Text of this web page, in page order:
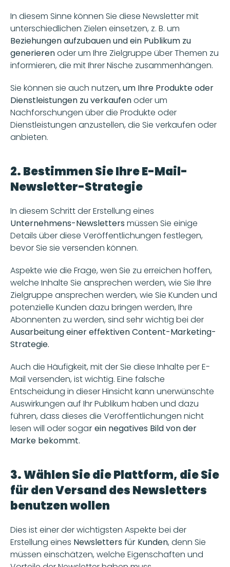
In diesem Sinne können Sie diese Newsletter mit
unterschiedlichen Zielen einsetzen, z. B. um
Beziehungen aufzubauen und ein Publikum zu
generieren oder um Ihre Zielgruppe über Themen zu
informieren, die mit Ihrer Nische zusammenhängen.
Sie können sie auch nutzen, um Ihre Produkte oder
Dienstleistungen zu verkaufen oder um
Nachforschungen über die Produkte oder
Dienstleistungen anzustellen, die Sie verkaufen oder
anbieten.
2. Bestimmen Sie Ihre E-Mail-
Newsletter-Strategie
Unternehmens-Newsletters müssen Sie einige
Details über diese Veröffentlichungen festlegen,
bevor Sie sie versenden können.
Aspekte wie die Frage, wen Sie zu erreichen hoffen,
welche Inhalte Sie ansprechen werden, wie Sie Ihre
Zielgruppe ansprechen werden, wie Sie Kunden und
potenzielle Kunden dazu bringen werden, Ihre
Abonnenten zu werden, sind sehr wichtig bei der
Ausarbeitung einer effektiven Content-Marketing-
Strategie.
Auch die Häufigkeit, mit der Sie diese Inhalte per E-
Mail versenden, ist wichtig. Eine falsche
Entscheidung in dieser Hinsicht kann unerwünschte
Auswirkungen auf Ihr Publikum haben und dazu
führen, dass dieses die Veröffentlichungen nicht
lesen will oder sogar ein negatives Bild von der
Marke bekommt.
3. Wählen Sie die Plattform, die Sie
für den Versand des Newsletters
benutzen wollen
Dies ist einer der wichtigsten Aspekte bei der
Erstellung eines Newsletters für Kunden, denn Sie
müssen einschätzen, welche Eigenschaften und